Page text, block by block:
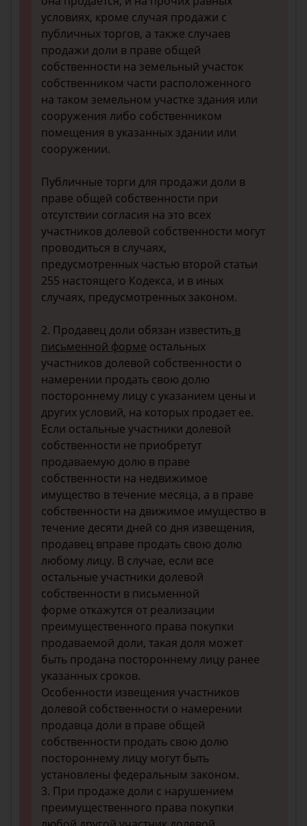
условиях, кроме случая продажи с
публичных торгов, а также случаев
продажи доли в праве общей
собственности на земельный участок
собственником части расположенного
на таком земельном участке здания или
сооружения либо собственником
помещения в указанных здании или
сооружении.
Публичные торги для продажи доли в
праве общей собственности при
отсутствии согласия на это всех
участников долевой собственности могут
проводиться в случаях,
предусмотренных частью второй статьи
255 настоящего Кодекса, и в иных
случаях, предусмотренных законом.
2. Продавец доли обязан известить в
письменной форме остальных
участников долевой собственности о
намерении продать свою долю
постороннему лицу с указанием цены и
других условий, на которых продает ее.
Если остальные участники долевой
собственности не приобретут
продаваемую долю в праве
собственности на недвижимое
имущество в течение месяца, а в праве
собственности на движимое имущество в
течение десяти дней со дня извещения,
продавец вправе продать свою долю
любому лицу. В случае, если все
остальные участники долевой
собственности в письменной
форме откажутся от реализации
преимущественного права покупки
продаваемой доли, такая доля может
быть продана постороннему лицу ранее
указанных сроков.
Особенности извещения участников
долевой собственности о намерении
продавца доли в праве общей
собственности продать свою долю
постороннему лицу могут быть
установлены федеральным законом.
3. При продаже доли с нарушением
преимущественного права покупки